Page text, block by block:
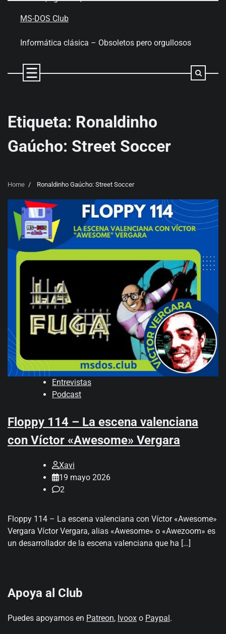
MS-DOS Club
Informática clásica – Obsoletos pero orgullosos
Etiqueta: Ronaldinho
Gaúcho: Street Soccer
Home Ronaldinho Gaúcho: Street Soccer
Entrevistas
Podcast
Floppy 114 – La escena valenciana
con Víctor «Awesome» Vergara
Xavi
19 mayo 2026
2
Floppy 114 – La escena valenciana con Víctor «Awesome»
Vergara Víctor Vergara, alias «Awesome» o «Awezoom» es
un desarrollador de la escena valenciana que ha […]
Apoya al Club
Puedes apoyarnos en Patreon, Ivoox o Paypal.